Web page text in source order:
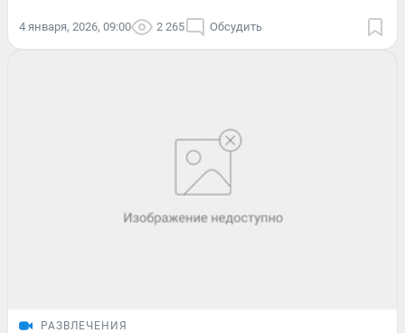
4 января, 2026, 09:00 2 265 Обсудить
РАЗВЛЕЧЕНИЯ